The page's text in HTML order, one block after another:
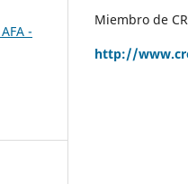
-
Miembro de
http://